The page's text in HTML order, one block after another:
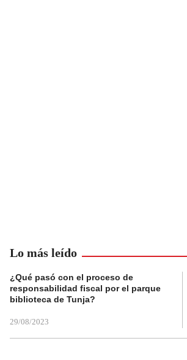
Lo más leído
¿Qué pasó con el proceso de
responsabilidad fiscal por el parque
biblioteca de Tunja?
29/08/2023